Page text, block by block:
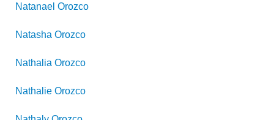
Natanael Orozco
Natasha Orozco
Nathalia Orozco
Nathalie Orozco